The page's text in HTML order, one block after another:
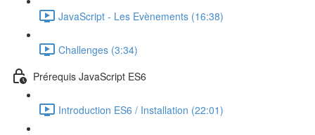
JavaScript - Les Evènements (16:38)
Challenges (3:34)
Prérequis JavaScript ES6
Introduction ES6 / Installation (22:01)